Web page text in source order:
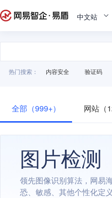
中文站
热门搜索： 内容安全 验证码
全部（999+） 网站（
图片检测
领先图像识别算法，网易
恐、敏感、其他个性化定